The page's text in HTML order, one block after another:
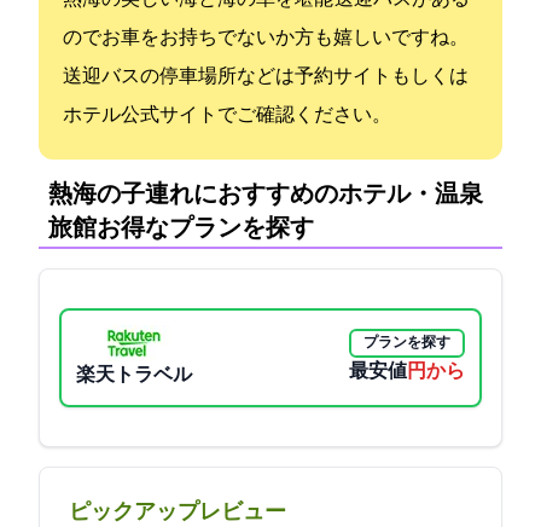
のでお車をお持ちでないか方も嬉しいですね。
送迎バスの停車場所などは予約サイトもしくは
ホテル公式サイトでご確認ください。
熱海の子連れにおすすめのホテル・温泉
旅館:お得なプランを探す
楽天トラベル
プランを探す
最安値7038円から
ピックアップレビュー